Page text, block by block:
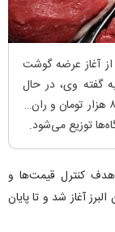
آغاز عرضه گوشت
گفته وی، در حال
حاضر گوشت گوساله مخلوط با قیمت هر کیلوگرم ۸۰۹ هزار تومان و ران و
هدف کنترل قیمت‌ها و
آغاز شد و تا پایان